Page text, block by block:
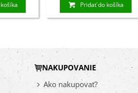
Pridať do košíka
NAKUPOVANIE
Ako nakupovať?